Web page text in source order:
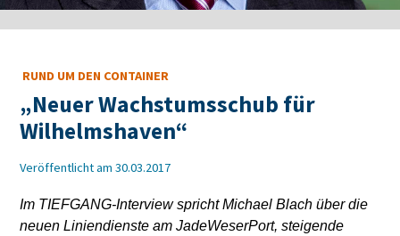
RUND UM DEN CONTAINER
„Neuer Wachstumsschub für
Wilhelmshaven“
Veröffentlicht am 30.03.2017
Im TIEFGANG-Interview spricht Michael Blach über die
neuen Liniendienste am JadeWeserPort, steigende